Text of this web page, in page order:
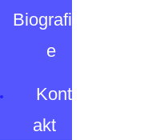
Biografi
e
Kont
akt